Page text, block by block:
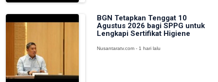
BGN Tetapkan Tenggat 10
Agustus 2026 bagi SPPG untuk
Lengkapi Sertifikat Higiene
Nusantaratv.com - 1 hari lalu